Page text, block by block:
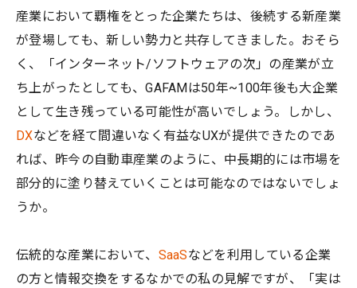
産業において覇権をとった企業たちは、後続する新産業
が登場しても、新しい勢力と共存してきました。おそら
く、「インターネット/ソフトウェアの次」の産業が立
ち上がったとしても、GAFAMは50年~100年後も大企業
として生き残っている可能性が高いでしょう。しかし、
DXなどを経て間違いなく有益なUXが提供できたのであ
れば、昨今の自動車産業のように、中長期的には市場を
部分的に塗り替えていくことは可能なのではないでしょ
うか。
伝統的な産業において、 SaaSなどを利用している企業
の方と情報交換をするなかでの私の見解ですが、「実は